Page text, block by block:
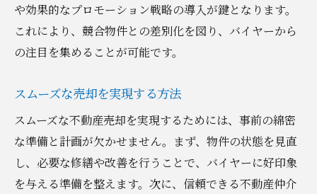
や効果的なプロモーション戦略の導入が鍵となります。
これにより、競合物件との差別化を図り、バイヤーから
の注目を集めることが可能です。
スムーズな売却を実現する方法
スムーズな不動産売却を実現するためには、事前の綿密
な準備と計画が欠かせません。まず、物件の状態を見直
し、必要な修繕や改善を行うことで、バイヤーに好印象
を与える準備を整えます。次に、信頼できる不動産仲介